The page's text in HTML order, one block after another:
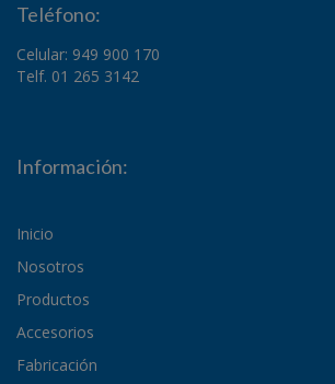
Teléfono:
Celular: 949 900 170
Telf. 01 265 3142
Información:
Inicio
Nosotros
Productos
Accesorios
Fabricación